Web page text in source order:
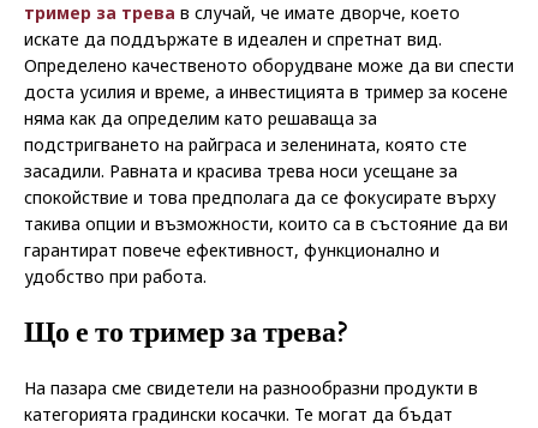
тример за трева в случай, че имате дворче, което
искате да поддържате в идеален и спретнат вид.
Определено качественото оборудване може да ви спести
доста усилия и време, а инвестицията в тример за косене
няма как да определим като решаваща за
подстригването на райграса и зеленината, която сте
засадили. Равната и красива трева носи усещане за
спокойствие и това предполага да се фокусирате върху
такива опции и възможности, които са в състояние да ви
гарантират повече ефективност, функционално и
удобство при работа.
Що е то тример за трева?
На пазара сме свидетели на разнообразни продукти в
категорията градински косачки. Те могат да бъдат